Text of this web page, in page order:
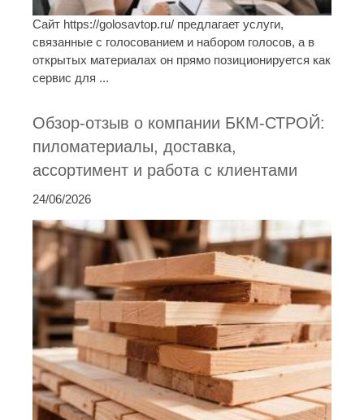
Сайт https://golosavtop.ru/ предлагает услуги,
связанные с голосованием и набором голосов, а в
открытых материалах он прямо позиционируется как
сервис для ...
Обзор-отзыв о компании БКМ-СТРОЙ:
пиломатериалы, доставка,
ассортимент и работа с клиентами
24/06/2026